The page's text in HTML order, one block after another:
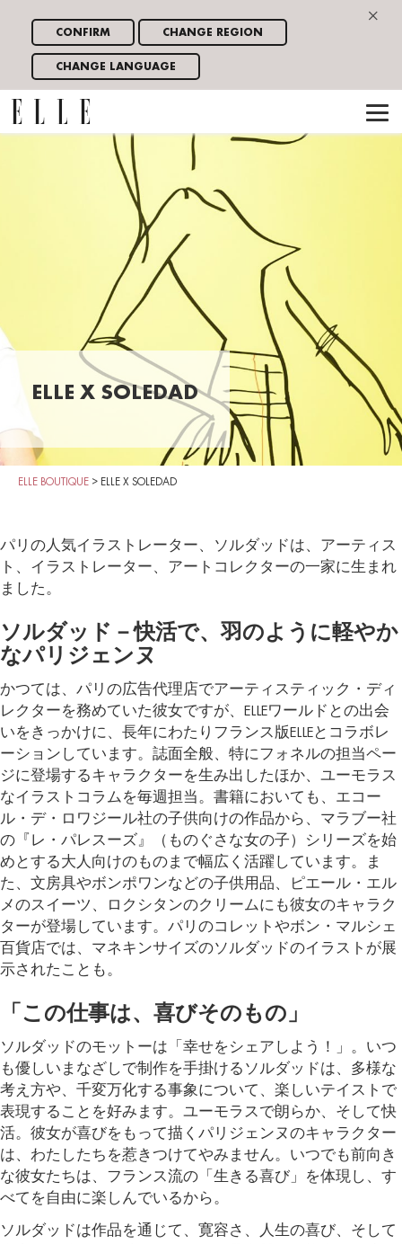
×
CONFIRM CHANGE REGION
CHANGE LANGUAGE
ELLE X SOLEDAD
ELLE BOUTIQUE > ELLE X SOLEDAD
パリの人気イラストレーター、ソルダッドは、アーティス
ト、イラストレーター、アートコレクターの一家に生まれ
ました。
ソルダッド－快活で、羽のように軽やか
なパリジェンヌ
かつては、パリの広告代理店でアーティスティック・ディ
レクターを務めていた彼女ですが、ELLEワールドとの出会
いをきっかけに、長年にわたりフランス版ELLEとコラボレ
ーションしています。誌面全般、特にフォネルの担当ペー
ジに登場するキャラクターを生み出したほか、ユーモラス
なイラストコラムを毎週担当。書籍においても、エコー
ル・デ・ロワジール社の子供向けの作品から、マラブー社
の『レ・パレスーズ』（ものぐさな女の子）シリーズを始
めとする大人向けのものまで幅広く活躍しています。ま
た、文房具やボンポワンなどの子供用品、ピエール・エル
メのスイーツ、ロクシタンのクリームにも彼女のキャラク
ターが登場しています。パリのコレットやボン・マルシェ
百貨店では、マネキンサイズのソルダッドのイラストが展
示されたことも。
「この仕事は、喜びそのもの」
ソルダッドのモットーは「幸せをシェアしよう！」。いつ
も優しいまなざしで制作を手掛けるソルダッドは、多様な
考え方や、千変万化する事象について、楽しいテイストで
表現することを好みます。ユーモラスで朗らか、そして快
活。彼女が喜びをもって描くパリジェンヌのキャラクター
は、わたしたちを惹きつけてやみません。いつでも前向き
な彼女たちは、フランス流の「生きる喜び」を体現し、す
べてを自由に楽しんでいるから。
ソルダッドは作品を通じて、寛容さ、人生の喜び、そして